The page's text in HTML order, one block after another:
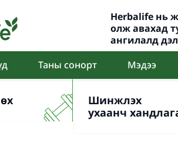
Herbalife нь
олж авахад
ангилалд
Таны сонорт Мэдээ
Шинжлэх
ухаанч